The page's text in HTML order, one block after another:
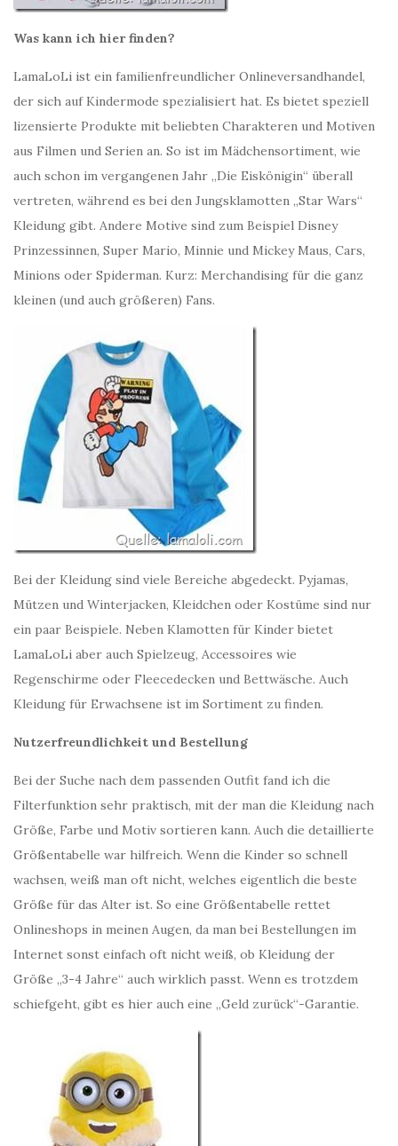
Was kann ich hier finden?
LamaLoLi ist ein familienfreundlicher Onlineversandhandel,
der sich auf Kindermode spezialisiert hat. Es bietet speziell
lizensierte Produkte mit beliebten Charakteren und Motiven
aus Filmen und Serien an. So ist im Mädchensortiment, wie
auch schon im vergangenen Jahr „Die Eiskönigin“ überall
vertreten, während es bei den Jungsklamotten „Star Wars“
Kleidung gibt. Andere Motive sind zum Beispiel Disney
Prinzessinnen, Super Mario, Minnie und Mickey Maus, Cars,
Minions oder Spiderman. Kurz: Merchandising für die ganz
kleinen (und auch größeren) Fans.
Bei der Kleidung sind viele Bereiche abgedeckt. Pyjamas,
Mützen und Winterjacken, Kleidchen oder Kostüme sind nur
ein paar Beispiele. Neben Klamotten für Kinder bietet
LamaLoLi aber auch Spielzeug, Accessoires wie
Regenschirme oder Fleecedecken und Bettwäsche. Auch
Kleidung für Erwachsene ist im Sortiment zu finden.
Nutzerfreundlichkeit und Bestellung
Bei der Suche nach dem passenden Outfit fand ich die
Filterfunktion sehr praktisch, mit der man die Kleidung nach
Größe, Farbe und Motiv sortieren kann. Auch die detaillierte
Größentabelle war hilfreich. Wenn die Kinder so schnell
wachsen, weiß man oft nicht, welches eigentlich die beste
Größe für das Alter ist. So eine Größentabelle rettet
Onlineshops in meinen Augen, da man bei Bestellungen im
Internet sonst einfach oft nicht weiß, ob Kleidung der
Größe „3-4 Jahre“ auch wirklich passt. Wenn es trotzdem
schiefgeht, gibt es hier auch eine „Geld zurück“-Garantie.